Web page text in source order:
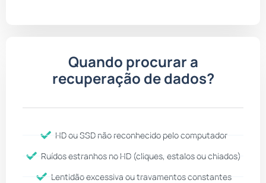
Quando procurar a
recuperação de dados?
HD ou SSD não reconhecido pelo computador
Ruídos estranhos no HD (cliques, estalos ou chiados)
Lentidão excessiva ou travamentos constantes